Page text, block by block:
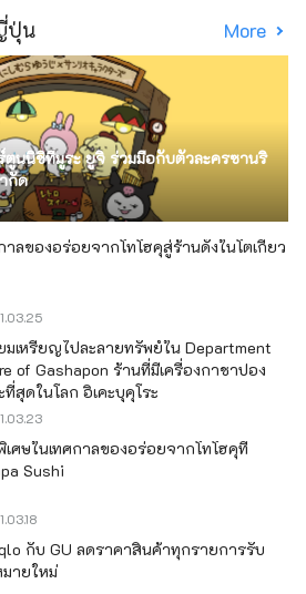
ปุ่น More
ตูนนิชิทีมูระ ยูจิ ร่วมมือกับตัวละครซานริ
กัด
าลของอร่อยจากโทโฮคุสู่ร้านดังในโตเกียว
มเหรียญไปละลายทรัพย์ใน Department
of Gashapon ร้านที่มีเครื่องกาชาปอง
ที่สุดในโลก อิเคะบุคุโระ
เศษในเทศกาลของอร่อยจากโทโฮคุที่
Sushi
กับ GU ลดราคาสินค้าทุกรายการรับ
ายใหม่